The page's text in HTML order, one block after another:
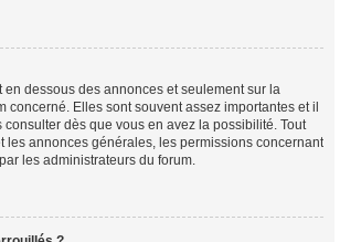
en dessous des annonces et seulement sur la
concerné. Elles sont souvent assez importantes et il
dès que vous en avez la possibilité. Tout
les annonces générales, les permissions concernant
les administrateurs du forum.